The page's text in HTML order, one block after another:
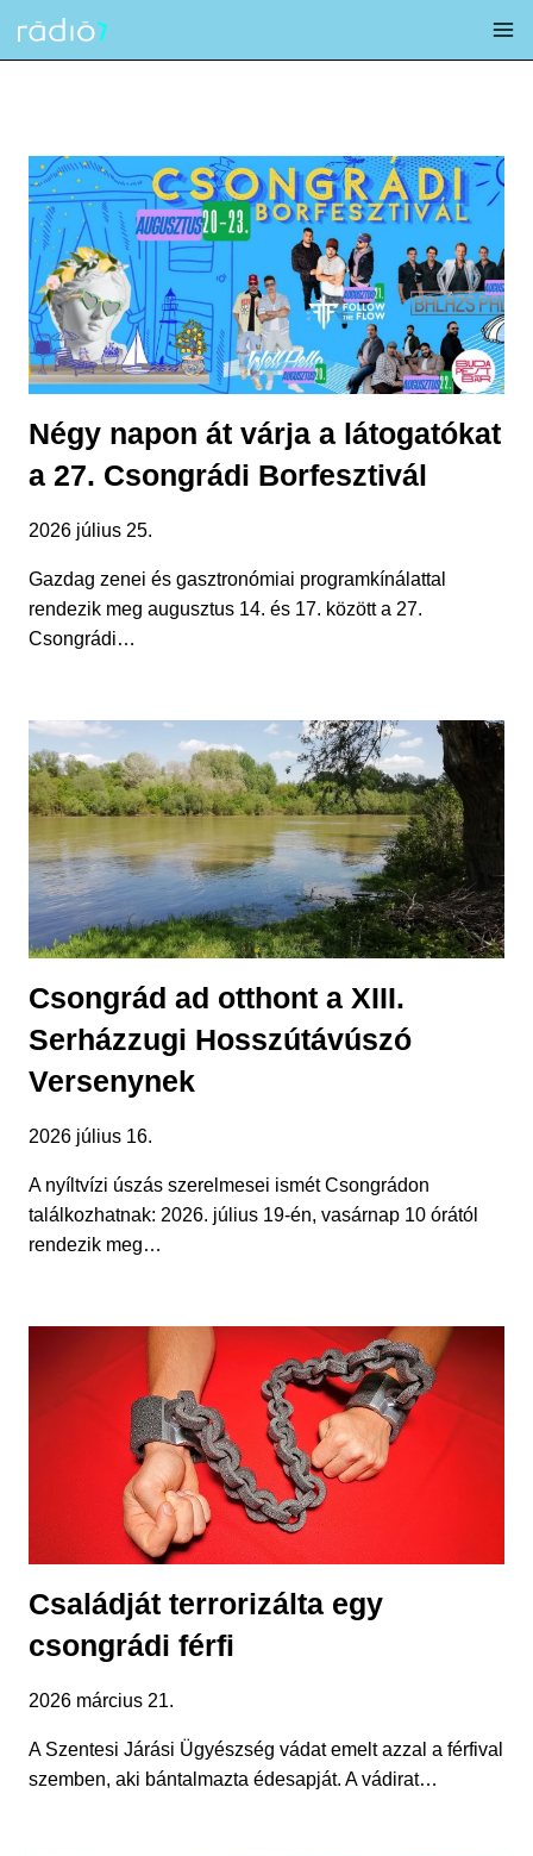
Négy napon át várja a látogatókat
a 27. Csongrádi Borfesztivál
2026 július 25.
Gazdag zenei és gasztronómiai programkínálattal
rendezik meg augusztus 14. és 17. között a 27.
Csongrádi…
Csongrád ad otthont a XIII.
Serházzugi Hosszútávúszó
Versenynek
2026 július 16.
A nyíltvízi úszás szerelmesei ismét Csongrádon
találkozhatnak: 2026. július 19-én, vasárnap 10 órától
rendezik meg…
Családját terrorizálta egy
csongrádi férfi
2026 március 21.
A Szentesi Járási Ügyészség vádat emelt azzal a férfival
szemben, aki bántalmazta édesapját. A vádirat…